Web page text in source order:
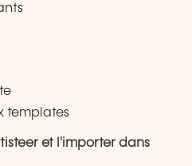
templates
et l'importer dans